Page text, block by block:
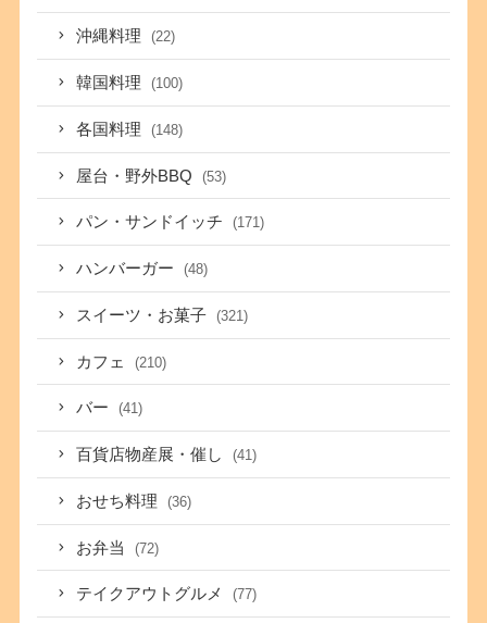
沖縄料理 (22)
韓国料理 (100)
各国料理 (148)
屋台・野外BBQ (53)
パン・サンドイッチ (171)
ハンバーガー (48)
スイーツ・お菓子 (321)
カフェ (210)
バー (41)
百貨店物産展・催し (41)
おせち料理 (36)
お弁当 (72)
テイクアウトグルメ (77)